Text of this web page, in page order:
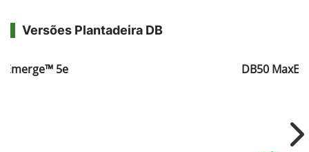
Versões Plantadeira DB
5e DB50